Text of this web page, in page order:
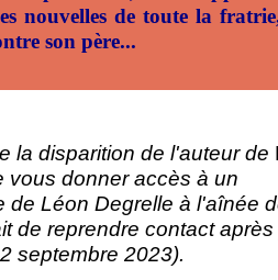
nouvelles de toute la
son père...
la disparition de l'auteur de
donner accès à un
de Léon Degrelle à l'aînée
de reprendre contact après
septembre 2023).